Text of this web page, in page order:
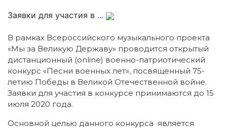
Заявки для участия в ...
В рамках Всероссийского музыкального проекта
«Мы за Великую Державу» проводится открытый
дистанционный (online) военно-патриотический
конкурс «Песни военных лет», посвященный 75-
летию Победы в Великой Отечественной войне.
Заявки для участия в конкурсе принимаются до 15
июля 2020 года.
Основной целью данного конкурса является